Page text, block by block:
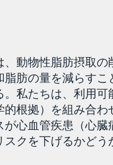
動物性脂肪摂取の
脂肪の量を減らすこ
。私たちは、利用
的根拠）を組み合わ
が心血管疾患（心臓
スクを下げるかどう